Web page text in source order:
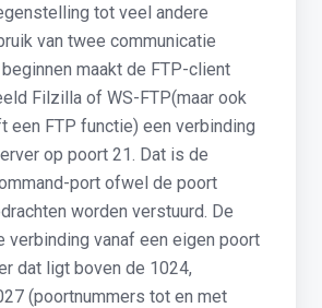
tot veel andere
van twee communicatie
maakt de FTP-client
Filzilla of WS-FTP(maar ook
een FTP functie) een verbinding
op poort 21. Dat is de
port ofwel de poort
worden verstuurd. De
verbinding vanaf een eigen poort
dat ligt boven de 1024,
(poortnummers tot en met